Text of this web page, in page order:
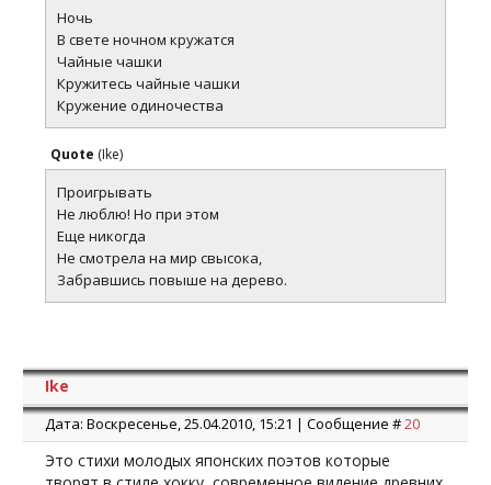
Ночь
В свете ночном кружатся
Чайные чашки
Кружитесь чайные чашки
Кружение одиночества
Quote (Ike)
Проигрывать
Не люблю! Но при этом
Еще никогда
Не смотрела на мир свысока,
Забравшись повыше на дерево.
Ike
Дата: Воскресенье, 25.04.2010, 15:21 | Сообщение #20
Это стихи молодых японских поэтов которые